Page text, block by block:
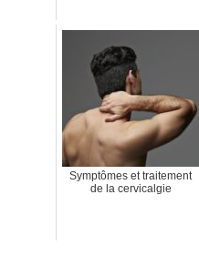
Symptômes et traitement
de la cervicalgie